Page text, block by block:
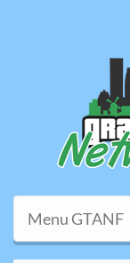
Menu GTANF